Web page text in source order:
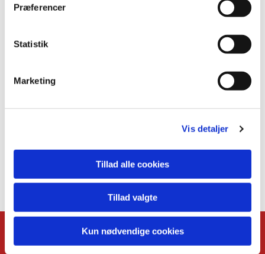
Præferencer
Statistik
Marketing
Vis detaljer
Tillad alle cookies
Tillad valgte
Kun nødvendige cookies